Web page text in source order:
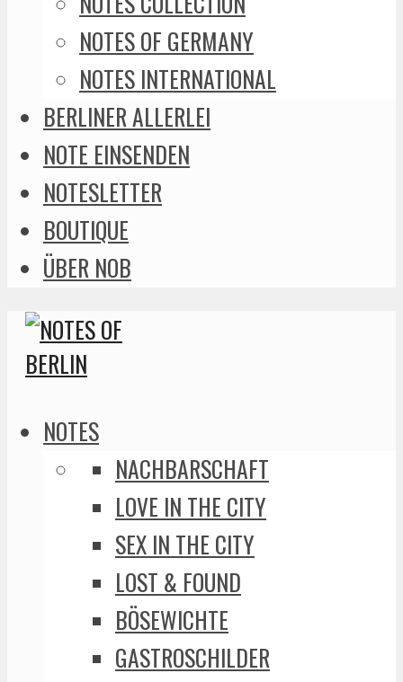
NOTES OF GERMANY
NOTES INTERNATIONAL
BERLINER ALLERLEI
NOTE EINSENDEN
NOTESLETTER
BOUTIQUE
ÜBER NOB
NOTES
NACHBARSCHAFT
LOVE IN THE CITY
SEX IN THE CITY
LOST & FOUND
BÖSEWICHTE
GASTROSCHILDER